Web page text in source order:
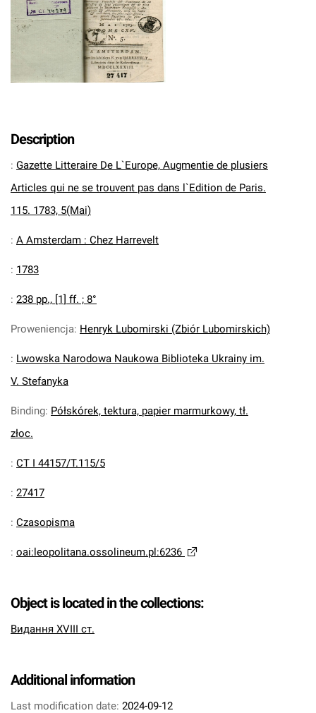
Description
: Gazette Litteraire De L`Europe, Augmentie de plusiers
Articles qui ne se trouvent pas dans l`Edition de Paris.
115. 1783, 5(Mai)
: A Amsterdam : Chez Harrevelt
: 1783
: 238 pp., [1] ff. ; 8°
Proweniencja: Henryk Lubomirski (Zbiór Lubomirskich)
: Lwowska Narodowa Naukowa Biblioteka Ukrainy im.
V. Stefanyka
Binding: Półskórek, tektura, papier marmurkowy, tł.
złoc.
: CT I 44157/T.115/5
: 27417
: Czasopisma
: oai:leopolitana.ossolineum.pl:6236
Object is located in the collections:
Видання XVIII ст.
Additional information
Last modification date: 2024-09-12